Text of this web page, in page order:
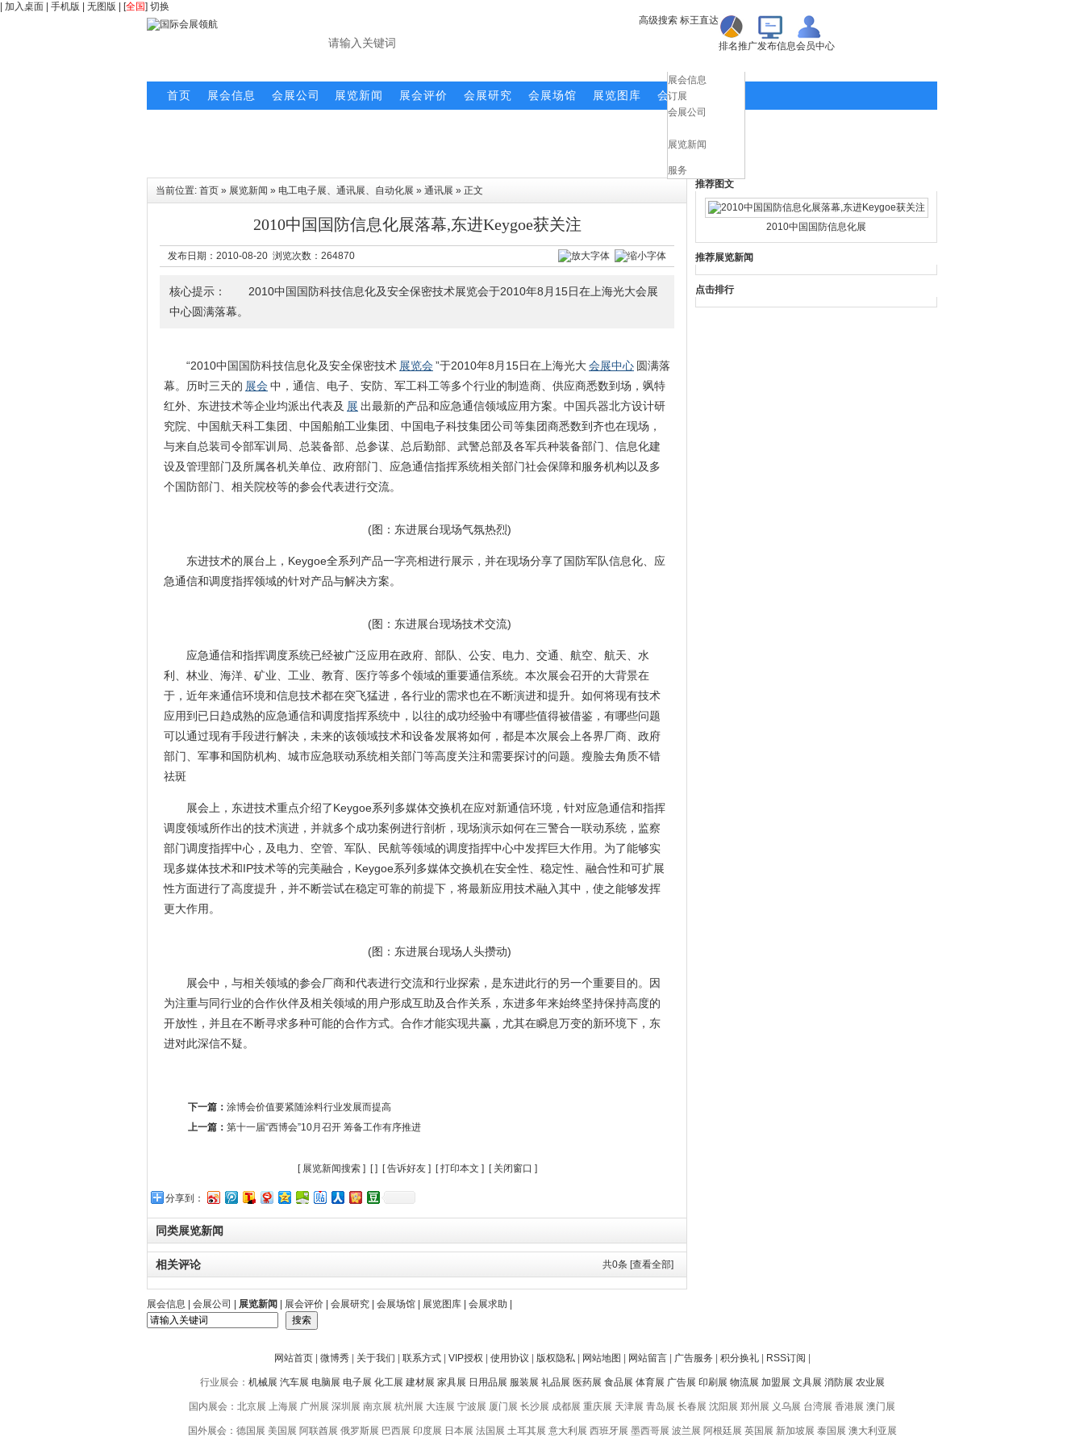
加入桌面 手机版 无图版 | [全国] 切换
展会信息
订展
会展公司
展览新闻
服务
高级搜索 标王直达
排名推广发布信息会员中心
首页 展会信息 会展公司 展览新闻 展会评价 会展研究 会展场馆 展览图库 会展求助
当前位置: 首页 » 展览新闻 » 电工电子展、通讯展、自动化展 » 通讯展 » 正文
2010中国国防信息化展落幕,东进Keygoe获关注
发布日期：2010-08-20 浏览次数： 264870
核心提示： 2010中国国防科技信息化及安全保密技术展览会于2010年8月15日在上海光大会展
中心圆满落幕。
“2010中国国防科技信息化及安全保密技术 展览会”于2010年8月15日在上海光大会展中心 圆满落
幕。历时三天的 展会中，通信、电子、安防、军工科工等多个行业的制造商、供应商悉数到场，飒特
红外、东进技术等企业均派出代表及 展 出最新的产品和应急通信领域应用方案。中国兵器北方设计研
究院、中国航天科工集团、中国船舶工业集团、中国电子科技集团公司等集团商悉数到齐也在现场，
与来自总装司令部军训局、总装备部、总参谋、总后勤部、武警总部及各军兵种装备部门、信息化建
设及管理部门及所属各机关单位、政府部门、应急通信指挥系统相关部门社会保障和服务机构以及多
个国防部门、相关院校等的参会代表进行交流。
(图：东进展台现场气氛热烈)
东进技术的展台上，Keygoe全系列产品一字亮相进行展示，并在现场分享了国防军队信息化、应
急通信和调度指挥领域的针对产品与解决方案。
(图：东进展台现场技术交流)
应急通信和指挥调度系统已经被广泛应用在政府、部队、公安、电力、交通、航空、航天、水
利、林业、海洋、矿业、工业、教育、医疗等多个领域的重要通信系统。本次展会召开的大背景在
于，近年来通信环境和信息技术都在突飞猛进，各行业的需求也在不断演进和提升。如何将现有技术
应用到已日趋成熟的应急通信和调度指挥系统中，以往的成功经验中有哪些值得被借鉴，有哪些问题
可以通过现有手段进行解决，未来的该领域技术和设备发展将如何，都是本次展会上各界厂商、政府
部门、军事和国防机构、城市应急联动系统相关部门等高度关注和需要探讨的问题。 瘦脸去角质不错
祛斑
展会上，东进技术重点介绍了Keygoe系列多媒体交换机在应对新通信环境，针对应急通信和指挥
调度领域所作出的技术演进，并就多个成功案例进行剖析，现场演示如何在三警合一联动系统，监察
部门调度指挥中心，及电力、空管、军队、民航等领域的调度指挥中心中发挥巨大作用。为了能够实
现多媒体技术和IP技术等的完美融合，Keygoe系列多媒体交换机在安全性、稳定性、融合性和可扩展
性方面进行了高度提升，并不断尝试在稳定可靠的前提下，将最新应用技术融入其中，使之能够发挥
更大作用。
(图：东进展台现场人头攒动)
展会中，与相关领域的参会厂商和代表进行交流和行业探索，是东进此行的另一个重要目的。因
为注重与同行业的合作伙伴及相关领域的用户形成互助及合作关系，东进多年来始终坚持保持高度的
开放性，并且在不断寻求多种可能的合作方式。合作才能实现共赢，尤其在瞬息万变的新环境下，东
进对此深信不疑。
下一篇： 涂博会价值要紧随涂料行业发展而提高
上一篇： 第十一届“西博会”10月召开 筹备工作有序推进
[ 展览新闻搜索] [] [告诉好友] [打印本文 ] [ 关闭窗口 ]
分享到：
同类展览新闻
共0条 [查看全部]
相关评论
推荐图文
2010中国国防信息化展
推荐展览新闻
点击排行
展会信息 | 会展公司 | 展览新闻 | 展会评价 | 会展研究 | 会展场馆 | 展览图库 | 会展求助 |
网站首页| 微博秀| 关于我们 | 联系方式| VIP授权 | 使用协议 | 版权隐私 | 网站地图 | 网站留言| 广告服务 | 积分换礼| RSS订阅 |
行业展会： 机械展 汽车展 电脑展 电子展 化工展 建材展 家具展 日用品展 服装展 礼品展 医药展 食品展 体育展 广告展 印刷展 物流展 加盟展 文具展 消防展 农业展
国内展会：北京展 上海展 广州展 深圳展 南京展 杭州展 大连展 宁波展 厦门展 长沙展 成都展 重庆展 天津展 青岛展 长春展 沈阳展 郑州展 义乌展 台湾展 香港展 澳门展
国外展会：德国展 美国展 阿联酋展 俄罗斯展 巴西展 印度展 日本展 法国展 土耳其展 意大利展 西班牙展 墨西哥展 波兰展 阿根廷展 英国展 新加坡展 泰国展 澳大利亚展